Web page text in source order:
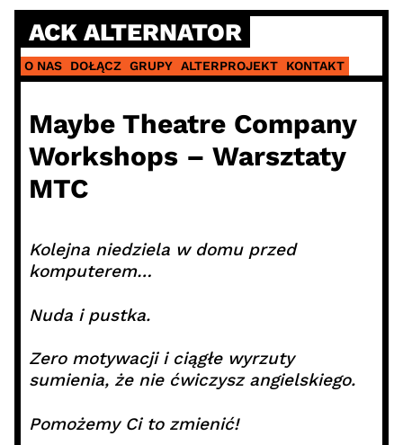
Skip
content
ACK ALTERNATOR
O NAS DOŁĄCZ GRUPY ALTERPROJEKT KONTAKT
Maybe Theatre Company
Workshops – Warsztaty
MTC
Kolejna niedziela w domu przed
komputerem…
Nuda i pustka.
Zero motywacji i ciągłe wyrzuty
sumienia, że nie ćwiczysz angielskiego.
Pomożemy Ci to zmienić!